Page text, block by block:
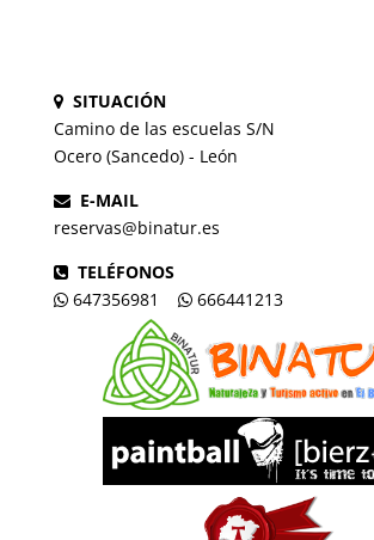
SITUACIÓN
Camino de las escuelas S/N
Ocero (Sancedo) - León
E-MAIL
reservas@binatur.es
TELÉFONOS
647356981
666441213